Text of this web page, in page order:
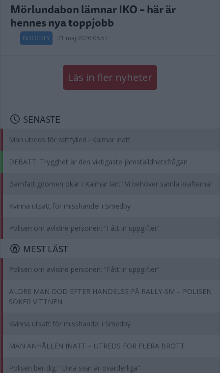
Mörlundabon lämnar IKO – här är
hennes nya toppjobb
ISHOCKEY 21 maj 2026 08.57
Läs in fler nyheter
SENASTE
Man utreds för rattfylleri i Kalmar inatt
DEBATT: Trygghet är den viktigaste jämställdhetsfrågan
Barnfattigdomen ökar i Kalmar län: ”Vi behöver samla krafterna”
Kvinna utsatt för misshandel i Smedby
Polisen om avlidne personen: ”Fått in uppgifter”
MEST LÄST
Polisen om avlidne personen: ”Fått in uppgifter”
ÄLDRE MAN DÖD EFTER HÄNDELSE PÅ RALLY-SM – POLISEN
SÖKER VITTNEN
Kvinna utsatt för misshandel i Smedby
MAN ANHÅLLEN INATT – UTREDS FÖR FLERA BROTT
Polisen ber dig: "Dina svar är ovärderliga"